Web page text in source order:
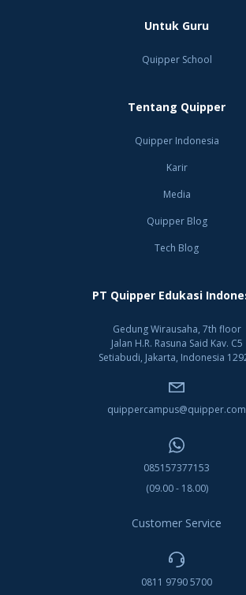
Untuk Guru
Quipper School
Tentang Quipper
Quipper Indonesia
Karir
Media
Quipper Blog
Tech Blog
PT Quipper Edukasi
Gedung Wirausaha, 7th floor
Jalan H.R. Rasuna Said Kav. C5
Setiabudi, Jakarta, Indonesia
quippercampus@quipper.com
085157377153
(09.00 - 18.00)
Customer Service
0811 9790 5700